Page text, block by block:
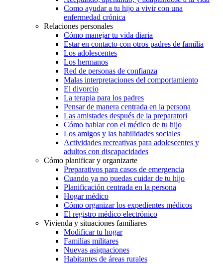
Como ayudar a tu hijo a vivir con una
enfermedad crónica
Relaciones personales
Cómo manejar tu vida diaria
Estar en contacto con otros padres de familia
Los adolescentes
Los hermanos
Red de personas de confianza
Malas interpretaciones del comportamiento
El divorcio
La terapia para los padres
Pensar de manera centrada en la persona
Las amistades después de la preparatori
Cómo hablar con el médico de tu hijo
Los amigos y las habilidades sociales
Actividades recreativas para adolescentes y
adultos con discapacidades
Cómo planificar y organizarte
Preparativos para casos de emergencia
Cuando ya no puedas cuidar de tu hijo
Planificación centrada en la persona
Hogar médico
Cómo organizar los expedientes médicos
El registro médico electrónico
Vivienda y situaciones familiares
Modificar tu hogar
Familias militares
Nuevas asignaciones
Habitantes de áreas rurales